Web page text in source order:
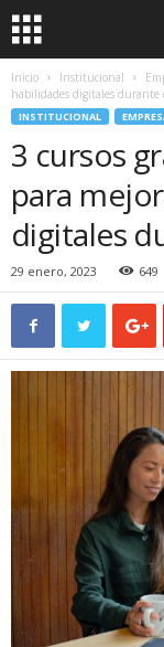
Inicio Institucional
habilidades digitales durante
INSTITUCIONAL
3 cursos
para
digitales
29 enero, 2023 649